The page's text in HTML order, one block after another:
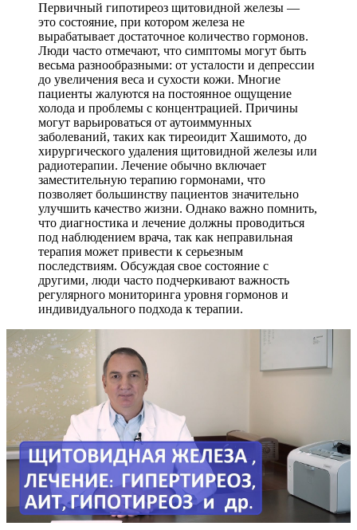
Первичный гипотиреоз щитовидной железы —
это состояние, при котором железа не
вырабатывает достаточное количество гормонов.
Люди часто отмечают, что симптомы могут быть
весьма разнообразными: от усталости и депрессии
до увеличения веса и сухости кожи. Многие
пациенты жалуются на постоянное ощущение
холода и проблемы с концентрацией. Причины
могут варьироваться от аутоиммунных
заболеваний, таких как тиреоидит Хашимото, до
хирургического удаления щитовидной железы или
радиотерапии. Лечение обычно включает
заместительную терапию гормонами, что
позволяет большинству пациентов значительно
улучшить качество жизни. Однако важно помнить,
что диагностика и лечение должны проводиться
под наблюдением врача, так как неправильная
терапия может привести к серьезным
последствиям. Обсуждая свое состояние с
другими, люди часто подчеркивают важность
регулярного мониторинга уровня гормонов и
индивидуального подхода к терапии.